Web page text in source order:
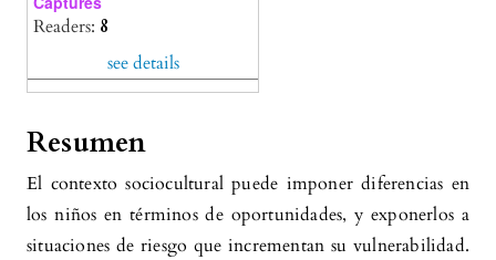
Readers: 8
see details
Resumen
El contexto sociocultural puede imponer diferencias en
los niños en términos de oportunidades, y exponerlos a
situaciones de riesgo que incrementan su vulnerabilidad.